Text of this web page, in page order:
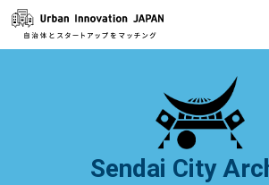
Sendai City